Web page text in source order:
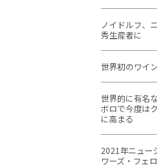
ノイドルフ、
秀生産者に
世界初のワイ
世界的に有名
ボロで今度は
に高まる
2021年ニュー
ワーズ・フェ